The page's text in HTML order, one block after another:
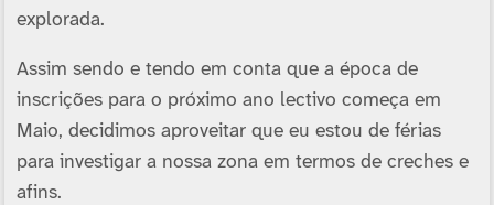
explorada.
Assim sendo e tendo em conta que a época de
inscrições para o próximo ano lectivo começa em
Maio, decidimos aproveitar que eu estou de férias
para investigar a nossa zona em termos de creches e
afins.